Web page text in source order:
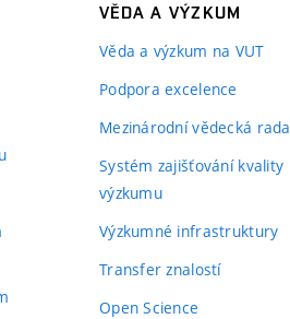
VĚDA A VÝZKUM
Věda a výzkum na VUT
Podpora excelence
Mezinárodní vědecká rada
Systém zajišťování kvality
výzkumu
Výzkumné infrastruktury
Transfer znalostí
Open Science